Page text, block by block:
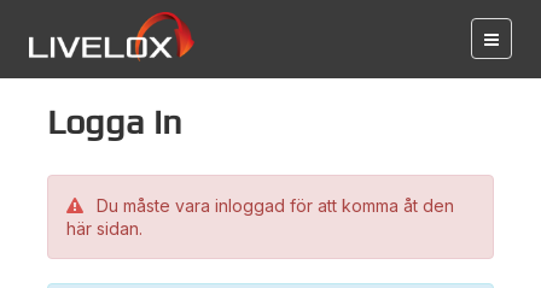
Logga in
Du måste vara inloggad för att komma åt den
här sidan.